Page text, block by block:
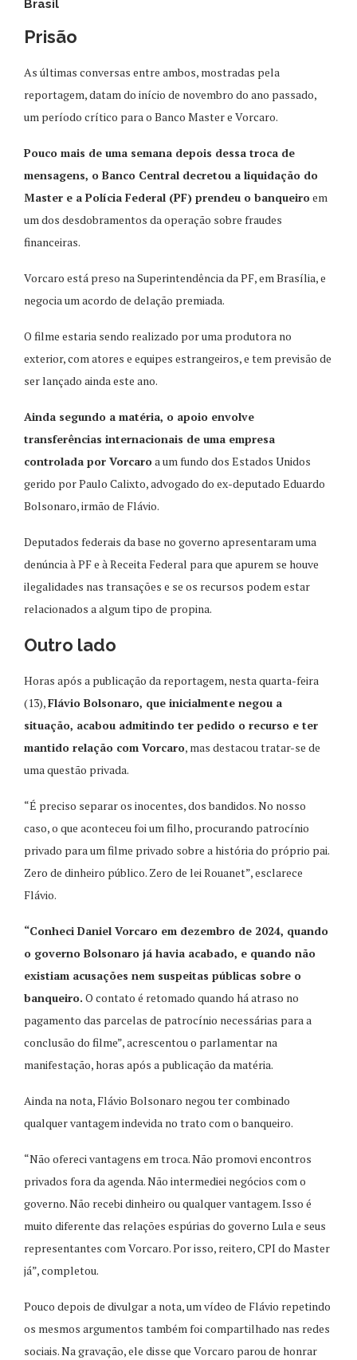
Brasil
Prisão
As últimas conversas entre ambos, mostradas pela
reportagem, datam do início de novembro do ano passado,
um período crítico para o Banco Master e Vorcaro.
Pouco mais de uma semana depois dessa troca de
mensagens, o Banco Central decretou a liquidação do
Master e a Polícia Federal (PF) prendeu o banqueiroem
um dos desdobramentos da operação sobre fraudes
financeiras.
Vorcaro está preso na Superintendência da PF, em Brasília, e
negocia um acordo de delação premiada.
O filme estaria sendo realizado por uma produtora no
exterior, com atores e equipes estrangeiros, e tem previsão de
ser lançado ainda este ano.
Ainda segundo a matéria, o apoio envolve
transferências internacionais de uma empresa
controlada por Vorcaroa um fundo dos Estados Unidos
gerido por Paulo Calixto, advogado do ex-deputado Eduardo
Bolsonaro, irmão de Flávio.
Deputados federais da base no governo apresentaram uma
denúncia à PF e à Receita Federal para que apurem se houve
ilegalidades nas transações e se os recursos podem estar
relacionados a algum tipo de propina.
Outro lado
Horas após a publicação da reportagem, nesta quarta-feira
(13),Flávio Bolsonaro, que inicialmente negou a
situação, acabou admitindo ter pedido o recurso e ter
mantido relação com Vorcaro, mas destacou tratar-se de
uma questão privada.
“É preciso separar os inocentes, dos bandidos. No nosso
caso, o que aconteceu foi um filho, procurando patrocínio
privado para um filme privado sobre a história do próprio pai.
Zero de dinheiro público. Zero de lei Rouanet”, esclarece
Flávio.
“Conheci Daniel Vorcaro em dezembro de 2024, quando
o governo Bolsonaro já havia acabado, e quando não
existiam acusações nem suspeitas públicas sobre o
banqueiro. O contato é retomado quando há atraso no
pagamento das parcelas de patrocínio necessárias para a
conclusão do filme”, acrescentou o parlamentar na
manifestação, horas após a publicação da matéria.
Ainda na nota, Flávio Bolsonaro negou ter combinado
qualquer vantagem indevida no trato com o banqueiro.
“Não ofereci vantagens em troca. Não promovi encontros
privados fora da agenda. Não intermediei negócios com o
governo. Não recebi dinheiro ou qualquer vantagem. Isso é
muito diferente das relações espúrias do governo Lula e seus
representantes com Vorcaro. Por isso, reitero, CPI do Master
já”, completou.
Pouco depois de divulgar a nota, um vídeo de Flávio repetindo
os mesmos argumentos também foi compartilhado nas redes
sociais. Na gravação, ele disse que Vorcaro parou de honrar